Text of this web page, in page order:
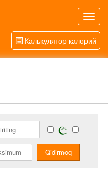
Калькулятор калорий